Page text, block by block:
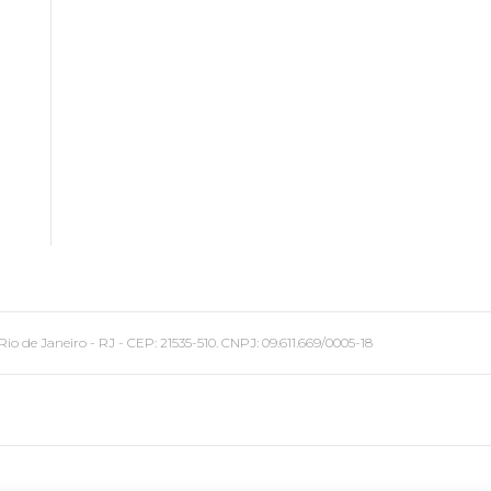
Janeiro - RJ - CEP: 21535-510. CNPJ: 09.611.669/0005-18